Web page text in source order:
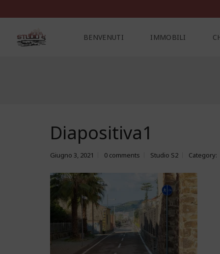
BENVENUTI IMMOBILI
Diapositiva1
Giugno 3, 2021 0 comments Studio S2 Category: